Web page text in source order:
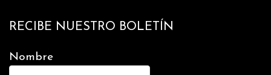
RECIBE NUESTRO BOLETÍN
Nombre